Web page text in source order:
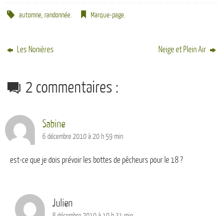
automne,randonnée. Marque-page.
Les Nonières Neige et Plein Air
2 commentaires :
Sabine
6 décembre 2010 à 20 h 59 min
est-ce que je dois prévoir les bottes de pêcheurs pour le 18 ?
Julien